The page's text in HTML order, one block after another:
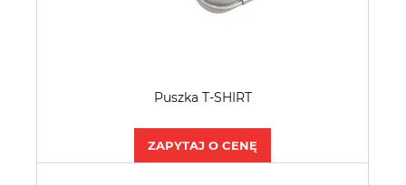
Puszka T-SHIRT
ZAPYTAJ O CENĘ